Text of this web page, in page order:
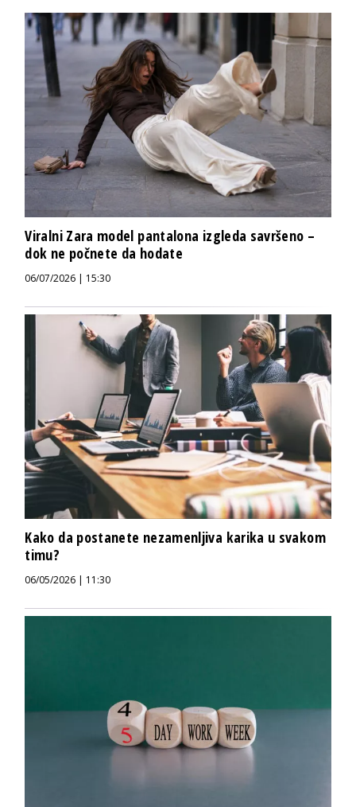
Viralni Zara model pantalona izgleda savršeno –
dok ne počnete da hodate
06/07/2026 | 15:30
Kako da postanete nezamenljiva karika u svakom
timu?
06/05/2026 | 11:30